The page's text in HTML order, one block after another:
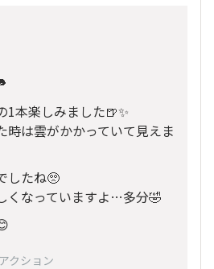
1本楽しみました🍺✨
時は雲がかかっていて見えま
したね🥺
くなっていますよ…多分🤣
クション